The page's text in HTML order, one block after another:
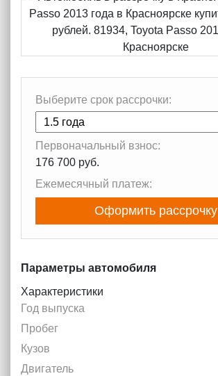
Выберите срок рассрочки:
Первоначальный взнос:
176 700 руб.
Ежемесячный платеж:
Оформить рассрочку
Параметры автомобиля
Характеристики
Год выпуска
Пробег
Кузов
Двигатель